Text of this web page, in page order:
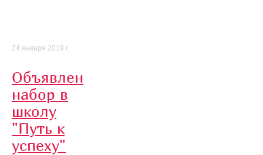
24 января 2019 г.
Объявлен
набор в
школу
"Путь к
успеху"